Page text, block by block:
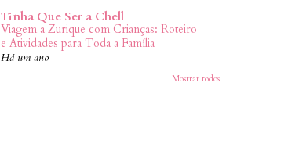
Tinha Que Ser a Chell
Viagem a Zurique com Crianças: Roteiro
e Atividades para Toda a Família
Há um ano
Mostrar todos